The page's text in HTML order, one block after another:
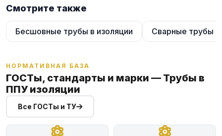
Смотрите также
Бесшовные трубы в изоляции Сварные трубы в
НОРМАТИВНАЯ БАЗА
ГОСТы, стандарты и марки — Трубы в
ППУ изоляции
Все ГОСТы и ТУ